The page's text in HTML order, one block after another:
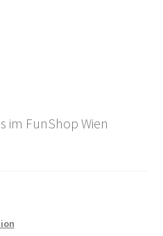
im FunShop Wien